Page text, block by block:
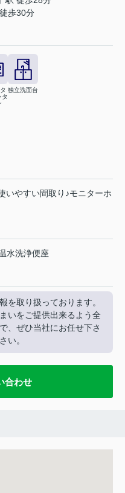
歩30分
タ
独立洗面台
いやすい間取り♪モニターホ
水洗浄便座
を取り扱っております。
いをご提供出来るよう全
、ぜひ当社にお任せ下さ
い。
合わせ